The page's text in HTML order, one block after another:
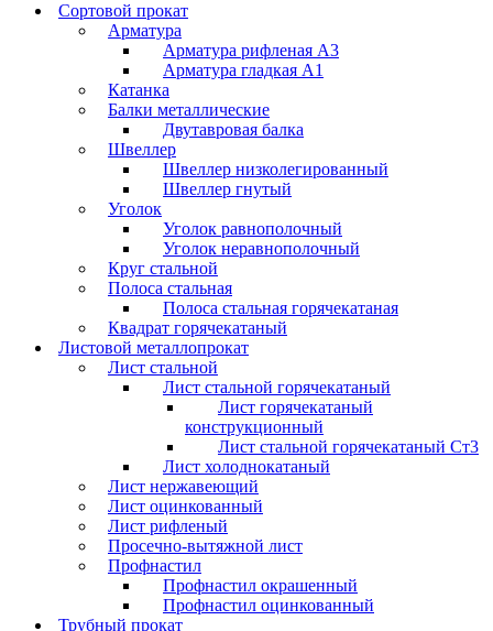
Сортовой прокат
Арматура
Арматура рифленая А3
Арматура гладкая А1
Катанка
Балки металлические
Двутавровая балка
Швеллер
Швеллер низколегированный
Швеллер гнутый
Уголок
Уголок равнополочный
Уголок неравнополочный
Круг стальной
Полоса стальная
Полоса стальная горячекатаная
Квадрат горячекатаный
Листовой металлопрокат
Лист стальной
Лист стальной горячекатаный
Лист горячекатаный
конструкционный
Лист стальной горячекатаный Ст3
Лист холоднокатаный
Лист нержавеющий
Лист оцинкованный
Лист рифленый
Просечно-вытяжной лист
Профнастил
Профнастил окрашенный
Профнастил оцинкованный
Трубный прокат